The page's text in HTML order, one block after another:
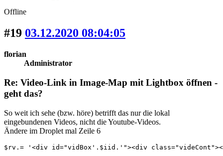
Offline
#19 03.12.2020 08:04:05
florian
Administrator
Re: Video-Link in Image-Map mit Lightbox öffnen -
geht das?
So weit ich sehe (bzw. höre) betrifft das nur die lokal
eingebundenen Videos, nicht die Youtube-Videos.
Ändere im Droplet mal Zeile 6
$rv.= '<div id="vidBox'.$iid.'"><div